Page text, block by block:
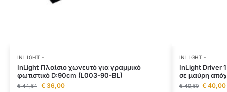
INLIGHT -
InLight Πλαίσιο χωνευτό για γραμμικό
φωτιστικό D:90cm (L003-90-BL)
€44,64 €36,00
INLIGHT -
InLight Driver
σε μαύρη
€49,60 €40,00